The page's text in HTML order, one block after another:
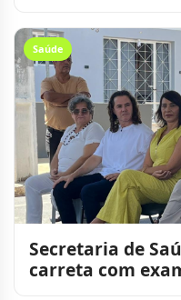
Saúde
Secretaria de
carreta com